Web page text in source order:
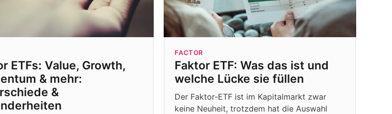
ETFs: Value, Growth,
& mehr:
&
FACTOR
Faktor ETF: Was das ist und
welche Lücke sie füllen
Der Faktor-ETF ist im Kapitalmarkt zwar
keine Neuheit, trotzdem hat die Auswahl